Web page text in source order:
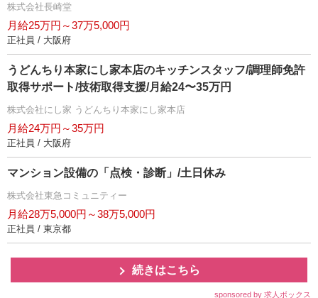
株式会社長崎堂
月給25万円～37万5,000円
正社員 / 大阪府
うどんちり本家にし家本店のキッチンスタッフ/調理師免許
取得サポート/技術取得支援/月給24〜35万円
株式会社にし家 うどんちり本家にし家本店
月給24万円～35万円
正社員 / 大阪府
マンション設備の「点検・診断」/土日休み
株式会社東急コミュニティー
月給28万5,000円～38万5,000円
正社員 / 東京都
続きはこちら
sponsored by 求人ボックス